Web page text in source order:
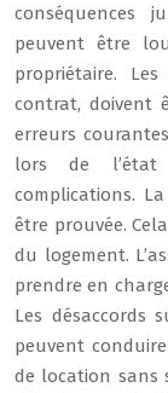
conséquences
peuvent être
propriétaire.
contrat, doivent
erreurs
lors de l’état
complications.
être prouvée.
du logement.
prendre en
Les
peuvent
de location sans